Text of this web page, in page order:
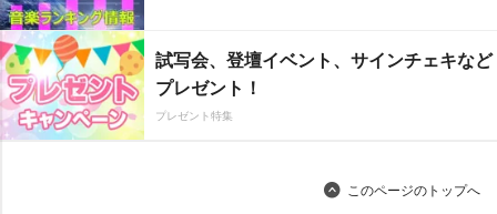
試写会、登壇イベント、サインチェキなど
プレゼント！
プレゼント特集
このページのトップへ